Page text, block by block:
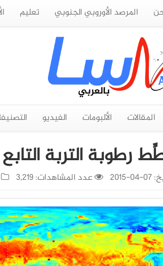
المرصد الأوروبي الجنوبي تعليم
المقالات الألبومات الفيديو
رطوبة التربة
07-04-2015 عدد المشاهدات: 3,219